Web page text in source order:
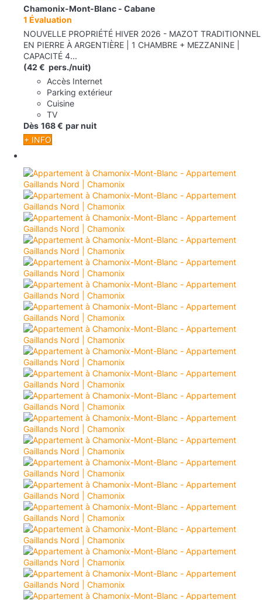
Chamonix-Mont-Blanc - Cabane
1 Évaluation
NOUVELLE PROPRIÉTÉ HIVER 2026 - MAZOT TRADITIONNEL
EN PIERRE À ARGENTIÈRE | 1 CHAMBRE + MEZZANINE |
CAPACITÉ 4...
(42 € pers./nuit)
Accès Internet
Parking extérieur
Cuisine
TV
Dès 168 € par nuit
+ INFO